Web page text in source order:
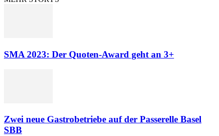
SMA 2023: Der Quoten-Award geht an 3+
Zwei neue Gastrobetriebe auf der Passerelle Basel
SBB